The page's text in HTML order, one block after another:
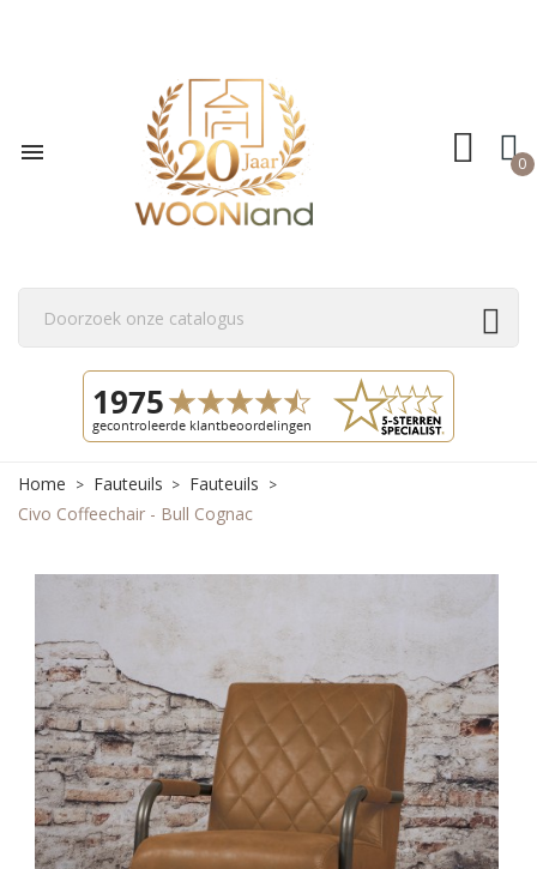
 0
Home Fauteuils
Fauteuils
Civo Coffeechair - Bull Cognac